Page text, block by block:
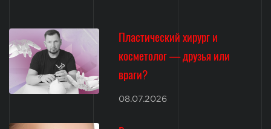
Пластический хирург и
косметолог — друзья или
враги?
08.07.2026